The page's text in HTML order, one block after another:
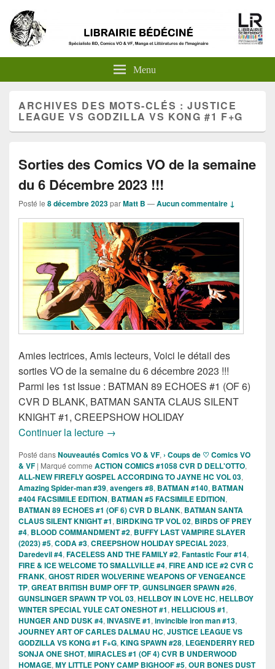
Menu
ARCHIVES DES MOTS-CLÉS :JUSTICE
LEAGUE VS GODZILLA VS KONG #1 F+G
Sorties des Comics VO de la semaine
du 6 Décembre 2023 !!!
Posté le 8 décembre 2023parMatt B —Aucun commentaire ↓
Amies lectrices, Amis lecteurs, Voici le détail des
sorties VO de la semaine du 6 décembre 2023 !!!
Parmi les 1st Issue : BATMAN 89 ECHOES #1 (OF 6)
CVR D BLANK, BATMAN SANTA CLAUS SILENT
KNIGHT #1, CREEPSHOW HOLIDAY
Continuer la lecture Sorties des Comics VO de la semaine
→
Posté dansNouveautés Comics VO & VF, › Coups de ♡ Comics VO
& VF | Marqué comme ACTION COMICS #1058 CVR D DELL'OTTO,
ALL-NEW FIREFLY GOSPEL ACCORDING TO JAYNE HC VOL 03,
Amazing Spider-man #39, avengers #8, BATMAN #140, BATMAN
#404 FACSIMILE EDITION, BATMAN #5 FACSIMILE EDITION,
BATMAN 89 ECHOES #1 (OF 6) CVR D BLANK, BATMAN SANTA
CLAUS SILENT KNIGHT #1, BIRDKING TP VOL 02, BIRDS OF PREY
#4, BLOOD COMMANDMENT #2, BUFFY LAST VAMPIRE SLAYER
(2023) #5, CODA #3, CREEPSHOW HOLIDAY SPECIAL 2023,
Daredevil #4, FACELESS AND THE FAMILY #2, Fantastic Four #14,
FIRE & ICE WELCOME TO SMALLVILLE #4, FIRE AND ICE #2 CVR C
FRANK, GHOST RIDER WOLVERINE WEAPONS OF VENGEANCE
TP, GREAT BRITISH BUMP OFF TP, GUNSLINGER SPAWN #26,
GUNSLINGER SPAWN TP VOL 03, HELLBOY IN LOVE HC, HELLBOY
WINTER SPECIAL YULE CAT ONESHOT #1, HELLICIOUS #1,
HUNGER AND DUSK #4, INVASIVE #1, invincible iron man #13,
JOURNEY ART OF CARLES DALMAU HC, JUSTICE LEAGUE VS
GODZILLA VS KONG #1 F+G, KING SPAWN #28, LEGENDERRY RED
SONJA ONE SHOT, MIRACLES #1 (OF 4) CVR B UNDERWOOD
HOMAGE, MY LITTLE PONY CAMP BIGHOOF #5, OUR BONES DUST